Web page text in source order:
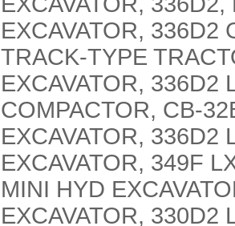
EXCAVATOR, 336D2
TRACK-TYPE
EXCAVATOR, 336D2
COMPACTOR, CB-
EXCAVATOR, 336D2
EXCAVATOR, 349F
MINI HYD
EXCAVATOR, 330D2